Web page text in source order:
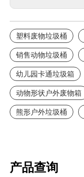
塑料废物垃圾桶
销售动物垃圾桶
幼儿园卡通垃圾箱
动物形状户外废物箱
熊形户外垃圾桶
产品查询